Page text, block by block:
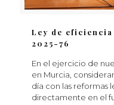
Ley de
2025-76
En el ejercicio de
en Murcia,
día con las reformas
directamente en el